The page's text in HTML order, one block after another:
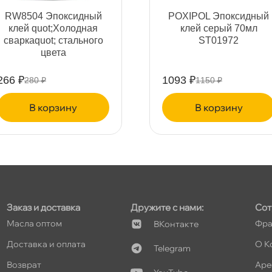
ABRO Холодная сварка
елая AS224W 57 гр
₽365 ₽
корзину
POXIPOL Эпоксидный
клей прозрачный 14мл
ST02079
399 ₽420 ₽
корзину
Заказ и доставка
Масла оптом
Доставка и оплата
озврат
Дружите с нами:
Контакте
Telegram
О